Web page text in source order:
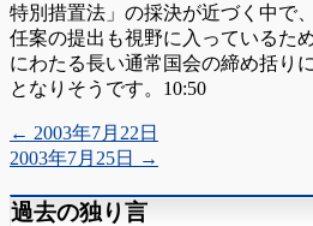
特別措置法」の採決が近づく中で
任案の提出も視野に入っているた
にわたる長い通常国会の締め括り
となりそうです。10:50
← 2003年7月22日
2003年7月25日
→
過去の独り言